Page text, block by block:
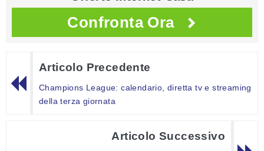
Confronta Ora
Articolo Precedente
Champions League: calendario, diretta tv e streaming
della terza giornata
Articolo Successivo